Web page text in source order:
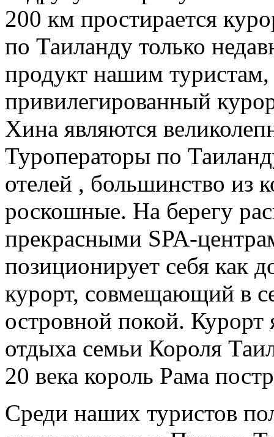
200 км простирается
по Таиланду только
продукт нашим
привилегированный
Хина являются
Туроператоры по
отелей , большинство из
роскошные. На берегу
прекрасными SPA-
позиционирует себя как
курорт, совмещающий в
островной покой.
отдыха семьи Короля
20 века король Рама
Среди наших туристов